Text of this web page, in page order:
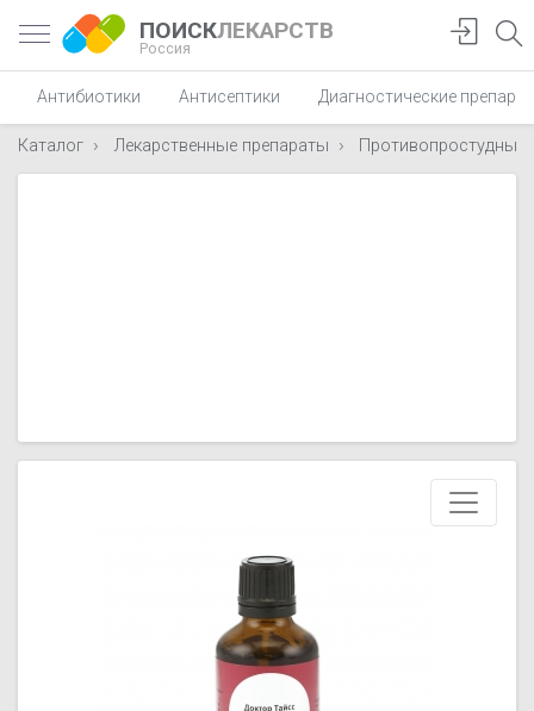
ПОИСКЛЕКАРСТВ
Россия
Антибиотики Антисептики Диагностические
Каталог Лекарственные препараты